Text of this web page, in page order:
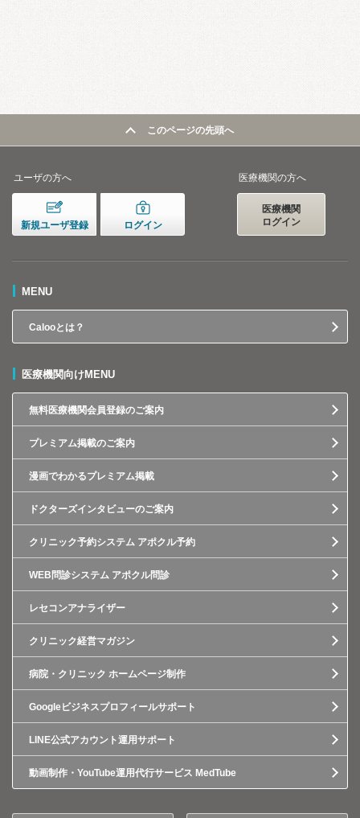
このページの先頭へ
ユーザの方へ
新規ユーザ登録 ログイン
医療機関の方へ
医療機関
ログイン
MENU
Calooとは？
医療機関向けMENU
無料医療機関会員登録のご案内
プレミアム掲載のご案内
漫画でわかるプレミアム掲載
ドクターズインタビューのご案内
クリニック予約システム アポクル予約
WEB問診システム アポクル問診
レセコンアナライザー
クリニック経営マガジン
病院・クリニック ホームページ制作
Googleビジネスプロフィールサポート
LINE公式アカウント運用サポート
動画制作・YouTube運用代行サービス MedTube